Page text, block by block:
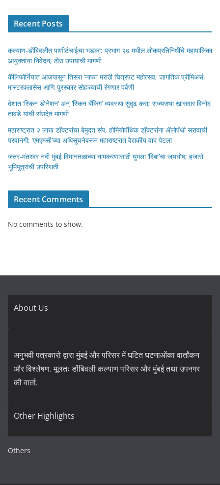
Recent Posts
कल्याण-डोंबिवलीत पाणीटंचाईचा भडका: प्रभाग २७ मधील लोकप्रतिनिधींचे महापालिका
आयुक्तांना निवेदन; ठोस उपायांची मागणी
कॅलिफोर्नियात आजपासून तिसरा ‘नाफा’ मराठी चित्रपट महोत्सव; जागतिक प्रीमिअर्स,
मास्टरक्लासेस आणि पुरस्कार सोहळ्याची रंगणार पर्वणी
देशात ‘स्किन डोनेशन’ अन् ‘स्किन बँकिंग’ व्यवस्था सुदृढ करा; राज्यसभा खासदार विनोद
तावडे यांची संसदेत मागणी
महाराष्ट्रात २ लाख डॉक्टरांचा बेमुदत संप, होमियोपॅथिक डॉक्टरांना ॲलोपॅथी सरावाची
परवानगी; ‘एमएमसी’च्या अधिसूचनेवरून महाराष्ट्रात वैद्यकीय वाद पेटला
जंतर-मंतरवर नवी मुंबई विमानतळाच्या नामकरणासाठी घुमला ‘दिबां’चा जयघोष; हजारो
भूमिपुत्रांची उपस्थिती
Recent Comments
No comments to show.
About Us
अनुभवी पत्रकारो द्वारा मुंबई और परिसर में घटित घटनाओंका वार्तांकन
और विश्लेषण. मूलतः डोंबिवली कल्याण परिसर और मुंबई तथा उपनगर
की वार्ता.
Other Highlights
Others